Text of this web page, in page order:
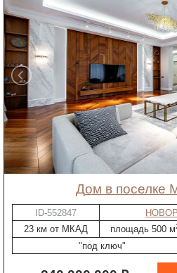
дом в поселке
ID-552847
23 км от МКАД
площадь 500 м
"под ключ"